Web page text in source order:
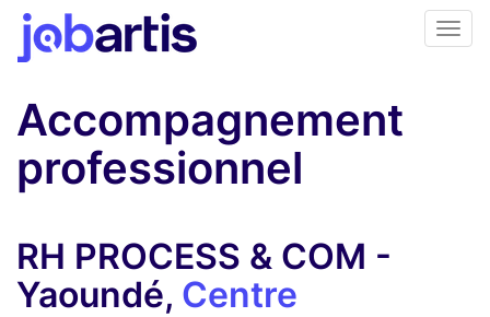
Accompagnement
professionnel
RH PROCESS & COM -
Yaoundé, Centre